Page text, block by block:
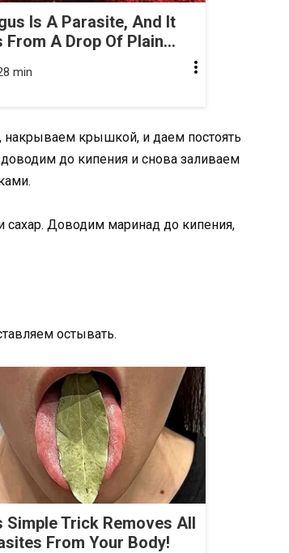
Is A Parasite, And It
From A Drop Of Plain...
min
накрываем крышкой, и даем постоять
до кипения и снова заливаем
сахар. Доводим маринад до кипения,
остывать.
Simple Trick Removes All
From Your Body!